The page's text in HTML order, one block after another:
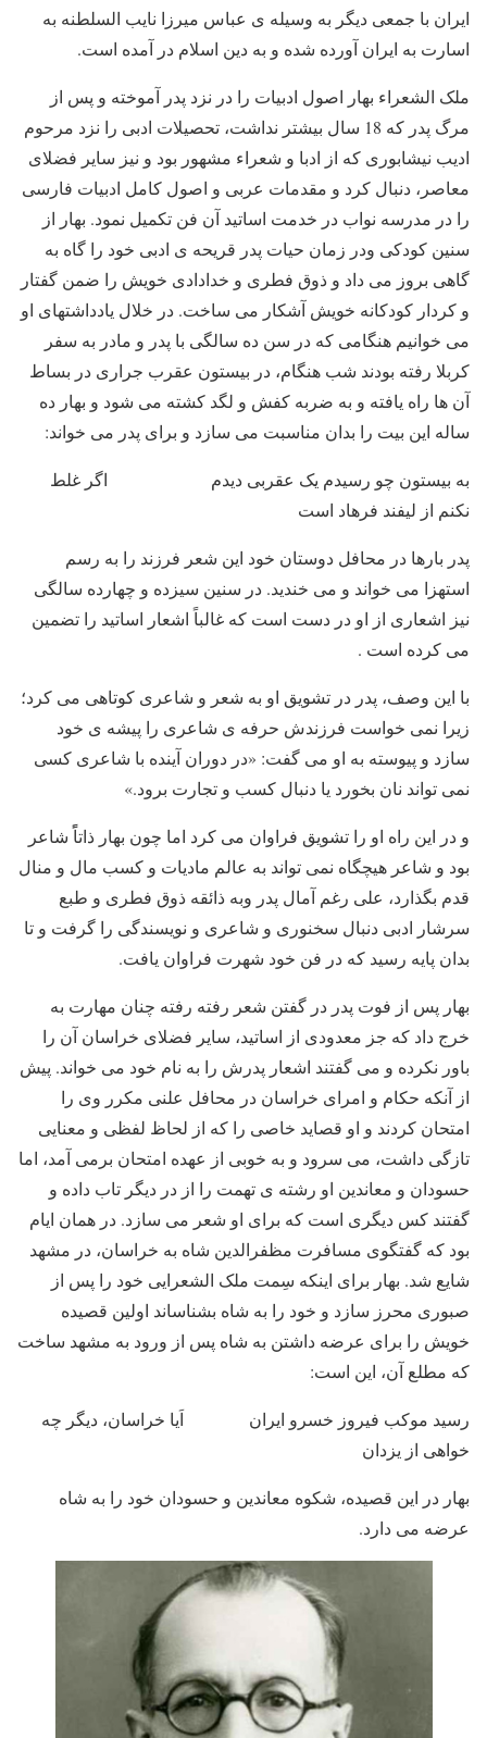
ایران با جمعی دیگر به وسیله ی عباس میرزا نایب السلطنه به
اسارت به ایران آورده شده و به دین اسلام در آمده است.
ملک الشعراء بهار اصول ادبیات را در نزد پدر آموخته و پس از
مرگ پدر که 18 سال بیشتر نداشت، تحصیلات ادبی را نزد مرحوم
ادیب نیشابوری که از ادبا و شعراء مشهور بود و نیز سایر فضلای
معاصر، دنبال کرد و مقدمات عربی و اصول کامل ادبیات فارسی
را در مدرسه نواب در خدمت اساتید آن فن تکمیل نمود. بهار از
سنین کودکی ودر زمان حیات پدر قریحه ی ادبی خود را گاه به
گاهی بروز می داد و ذوق فطری و خدادادی خویش را ضمن گفتار
و کردار کودکانه خویش آشکار می ساخت. در خلال یادداشتهای او
می خوانیم هنگامی که در سن ده سالگی با پدر و مادر به سفر
کربلا رفته بودند شب هنگام، در بیستون عقرب جراری در بساط
آن ها راه یافته و به ضربه کفش و لگد کشته می شود و بهار ده
ساله این بیت را بدان مناسبت می سازد و برای پدر می خواند:
به بیستون چو رسیدم یک عقربی دیدم اگر غلط
نکنم از لیفند فرهاد است
پدر بارها در محافل دوستان خود این شعر فرزند را به رسم
استهزا می خواند و می خندید. در سنین سیزده و چهارده سالگی
نیز اشعاری از او در دست است که غالباً اشعار اساتید را تضمین
می کرده است .
با این وصف، پدر در تشویق او به شعر و شاعری کوتاهی می کرد؛
زیرا نمی خواست فرزندش حرفه ی شاعری را پیشه ی خود
سازد و پیوسته به او می گفت: «در دوران آینده با شاعری کسی
نمی تواند نان بخورد یا دنبال کسب و تجارت برود.»
و در این راه او را تشویق فراوان می کرد اما چون بهار ذاتاًً شاعر
بود و شاعر هیچگاه نمی تواند به عالم مادیات و کسب مال و منال
قدم بگذارد، علی رغم آمال پدر وبه ذائقه ذوق فطری و طبع
سرشار ادبی دنبال سخنوری و شاعری و نویسندگی را گرفت و تا
بدان پایه رسید که در فن خود شهرت فراوان یافت.
بهار پس از فوت پدر در گفتن شعر رفته رفته چنان مهارت به
خرج داد که جز معدودی از اساتید، سایر فضلای خراسان آن را
باور نکرده و می گفتند اشعار پدرش را به نام خود می خواند. پیش
از آنکه حکام و امرای خراسان در محافل علنی مکرر وی را
امتحان کردند و او قصاید خاصی را که از لحاظ لفظی و معنایی
تازگی داشت، می سرود و به خوبی از عهده امتحان برمی آمد، اما
حسودان و معاندین او رشته ی تهمت را از در دیگر تاب داده و
گفتند کس دیگری است که برای او شعر می سازد. در همان ایام
بود که گفتگوی مسافرت مظفرالدین شاه به خراسان، در مشهد
شایع شد. بهار برای اینکه سِمت ملک الشعرایی خود را پس از
صبوری محرز سازد و خود را به شاه بشناساند اولین قصیده
خویش را برای عرضه داشتن به شاه پس از ورود به مشهد ساخت
که مطلع آن، این است:
رسید موکب فیروز خسرو ایران اَیا خراسان، دیگر چه
خواهی از یزدان
بهار در این قصیده، شکوه معاندین و حسودان خود را به شاه
عرضه می دارد.